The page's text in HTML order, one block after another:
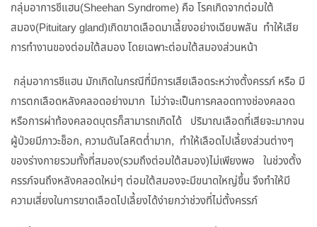
กลุ่มอาการชีแฮน(Sheehan Syndrome) คือ โรคเกิดจากต่อมใต้
สมอง(Pituitary gland)เกิดขาดเลือดมาเลี้ยงอย่างเฉียบพลัน ทำให้เสีย
การทำงานของต่อมใต้สมอง โดยเฉพาะต่อมใต้สมองส่วนหน้า
กลุ่มอาการชีแฮน มักเกิดในกรณีที่มีการเสียเลือดระหว่างตั้งครรภ์ หรือ มี
การตกเลือดหลังคลอดอย่างมาก ไม่ว่าจะเป็นการคลอดทางช่องคลอด
หรือการผ่าท้องคลอดบุตรก็สามารถเกิดได้ ปริมาณเลือดที่เสียจะมากจน
ผู้ป่วยมีภาวะช็อก, ความดันโลหิตต่ำมาก, ทำให้เลือดไปเลี้ยงส่วนต่างๆ
ของร่างกายรวมทั้งที่สมอง(รวมถึงต่อมใต้สมอง)ไม่เพียงพอ ในช่วงตั้ง
ครรภ์จนถึงหลังคลอดใหม่ๆ ต่อมใต้สมองจะมีขนาดใหญ่ขึ้น จึงทำให้มี
ความเสี่ยงในการขาดเลือดไปเลี้ยงได้ง่ายกว่าช่วงที่ไม่ตั้งครรภ์